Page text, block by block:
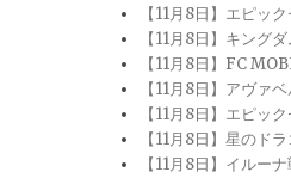
【11月8日】エピッ
【11月8日】キング
【11月8日】FC
【11月8日】アヴァ
【11月8日】エピッ
【11月8日】星のド
【11月8日】イルー